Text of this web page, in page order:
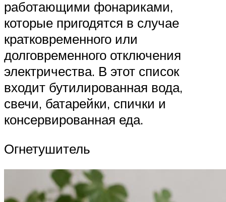
работающими фонариками,
которые пригодятся в случае
кратковременного или
долговременного отключения
электричества. В этот список
входит бутилированная вода,
свечи, батарейки, спички и
консервированная еда.
Огнетушитель